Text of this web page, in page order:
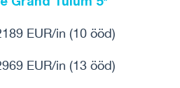
EUR/in (10 ööd)
EUR/in (13 ööd)